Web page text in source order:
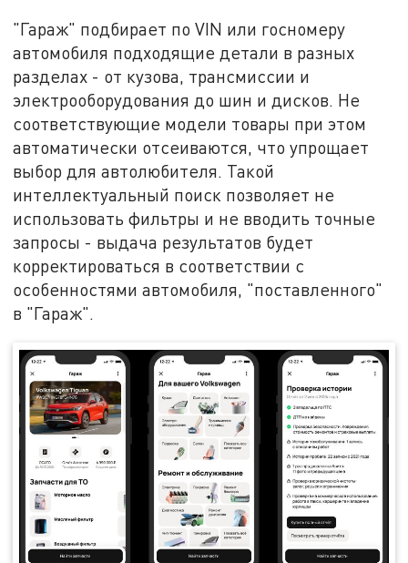
"Гараж" подбирает по VIN или госномеру
автомобиля подходящие детали в разных
разделах - от кузова, трансмиссии и
электрооборудования до шин и дисков. Не
соответствующие модели товары при этом
автоматически отсеиваются, что упрощает
выбор для автолюбителя. Такой
интеллектуальный поиск позволяет не
использовать фильтры и не вводить точные
запросы - выдача результатов будет
корректироваться в соответствии с
особенностями автомобиля, "поставленного"
в "Гараж".